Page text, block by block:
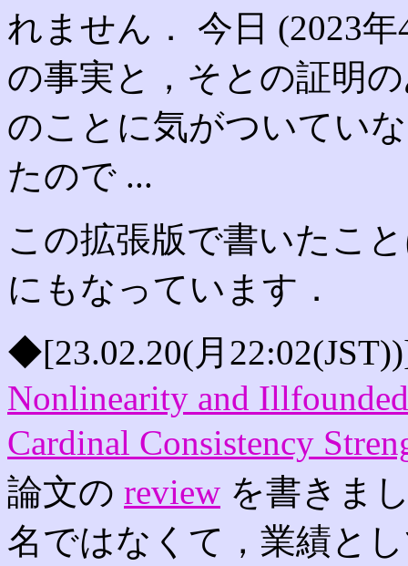
れません． 今日 (2023
の事実と，そとの証明
のことに気がついてい
たので ...
この拡張版で書いたこ
にもなっています．
◆[23.02.20(月
Nonlinearity and
Cardinal Consistency
論文の review を書きま
名ではなくて，業績と